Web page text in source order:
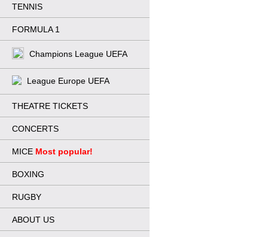
TENNIS
FORMULA 1
Champions League UEFA
League Europe UEFA
THEATRE TICKETS
CONCERTS
MICE Most popular!
BOXING
RUGBY
ABOUT US